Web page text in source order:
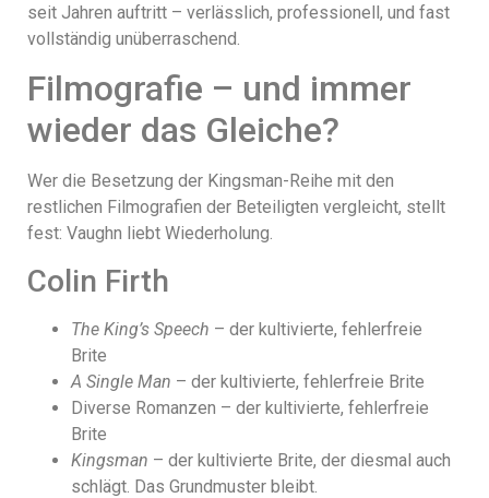
seit Jahren auftritt – verlässlich, professionell, und fast
vollständig unüberraschend.
Filmografie – und immer
wieder das Gleiche?
Wer die Besetzung der Kingsman-Reihe mit den
restlichen Filmografien der Beteiligten vergleicht, stellt
fest: Vaughn liebt Wiederholung.
Colin Firth
The King’s Speech – der kultivierte, fehlerfreie
Brite
A Single Man – der kultivierte, fehlerfreie Brite
Diverse Romanzen – der kultivierte, fehlerfreie
Brite
Kingsman – der kultivierte Brite, der diesmal auch
schlägt. Das Grundmuster bleibt.